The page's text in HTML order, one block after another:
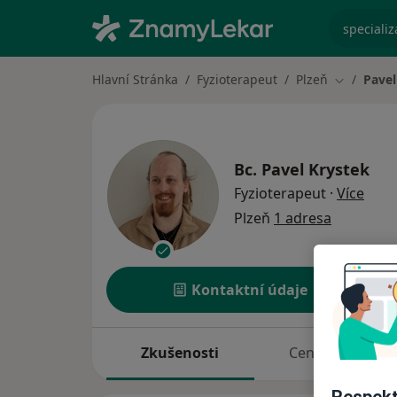
Hlavní Stránka Fyzioterapeut Plzeň Změna
Bc. Pavel Krystek
Fyzioterapeut · Více
Plzeň 1 adresa
Kontaktní údaje
Zkušenosti Ceník